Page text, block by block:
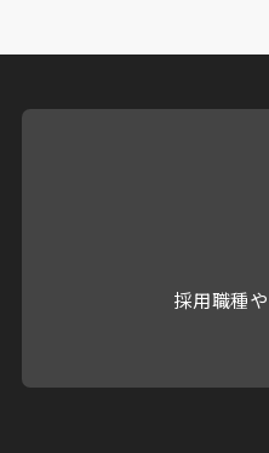
採用職種